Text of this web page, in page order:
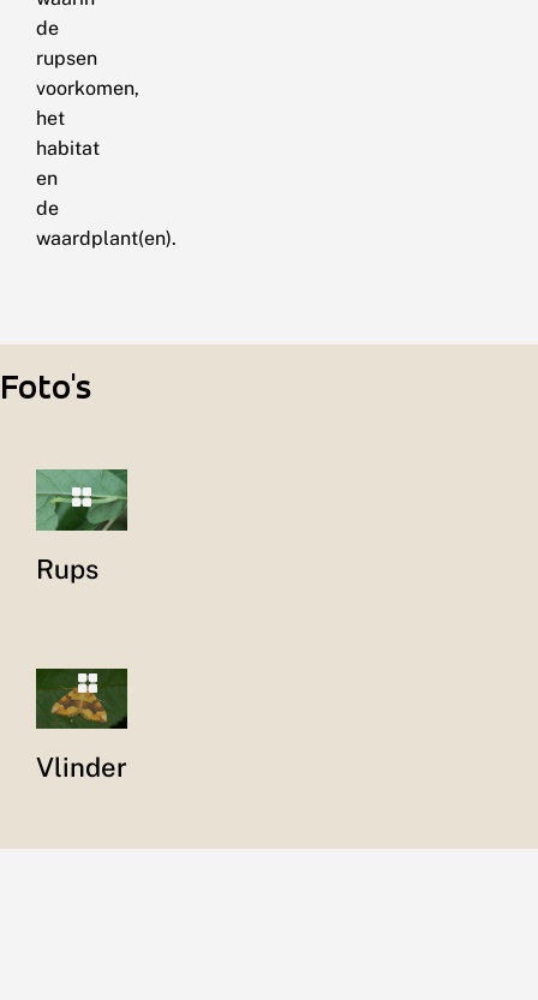
de
rupsen
voorkomen,
het
habitat
en
de
waardplant(en).
Foto's
Rups
Vlinder